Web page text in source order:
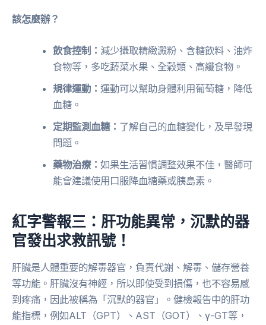
該怎麼辦？
飲食控制： 減少攝取精緻澱粉、含糖飲料、油炸
食物等，多吃蔬菜水果、全穀類、高纖食物。
規律運動：運動可以幫助身體利用葡萄糖，降低
血糖。
定期監測血糖： 了解自己的血糖變化，及早發現
問題。
藥物治療：如果生活習慣調整效果不佳，醫師可
能會建議使用口服降血糖藥或胰島素。
紅字警報三：肝功能異常，沉默的器
官發出求救訊號！
肝臟是人體重要的解毒器官，負責代謝、解毒、儲存營養
等功能。肝臟沒有神經，所以即使受到損傷，也不容易感
到疼痛，因此被稱為「沉默的器官」。健檢報告中的肝功
能指標，例如ALT（GPT）、AST（GOT）、γ-GT等，